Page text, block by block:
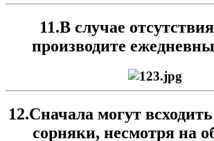
11.В случае
производите
12.Сначала могут
сорняки, несмотря на